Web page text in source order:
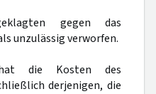
gegen das
unzulässig verworfen.
hat die Kosten des
derjenigen, die